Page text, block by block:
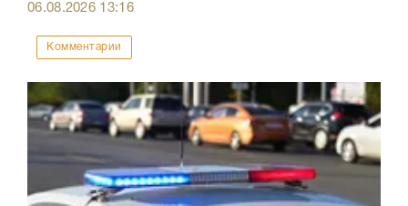
06.08.2026 13:16
Комментарии